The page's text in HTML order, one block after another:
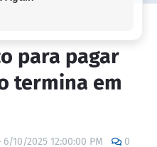
para pagar
termina em
6/10/2025 12:00:00 PM 0